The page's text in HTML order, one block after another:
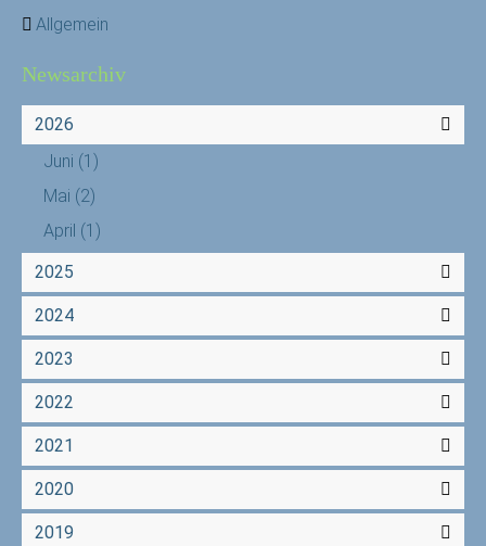
Allgemein
Newsarchiv
2026
Juni (1)
Mai (2)
April (1)
2025
2024
2023
2022
2021
2020
2019